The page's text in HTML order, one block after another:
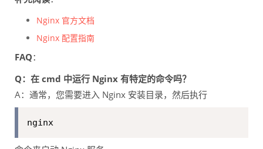
Nginx 官方文档
Nginx 配置指南
FAQ：
Q：在 cmd 中运行 Nginx 有特定的命令吗？
A：通常，您需要进入 Nginx 安装目录，然后执行
nginx